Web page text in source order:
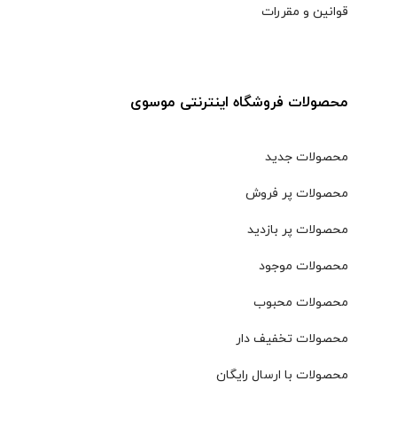
قوانین و مقررات
محصولات فروشگاه اینترنتی موسوی
محصولات جدید
محصولات پر فروش
محصولات پر بازدید
محصولات موجود
محصولات محبوب
محصولات تخفیف دار
محصولات با ارسال رایگان